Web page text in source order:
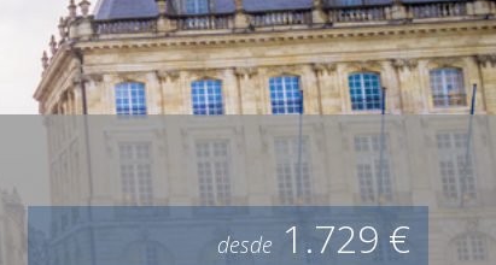
desde 1.729 €